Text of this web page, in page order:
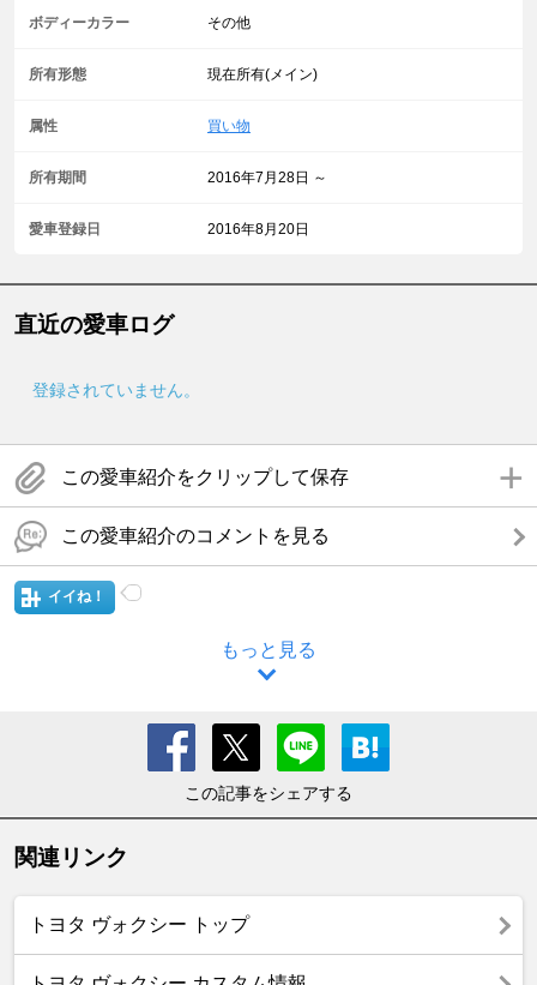
ボディーカラー その他
所有形態 現在所有(メイン)
属性 買い物
所有期間 2016年7月28日 ～
愛車登録日 2016年8月20日
直近の愛車ログ
登録されていません。
この愛車紹介をクリップして保存
この愛車紹介のコメントを見る
イイね！
もっと見る
この記事をシェアする
関連リンク
トヨタ ヴォクシー トップ